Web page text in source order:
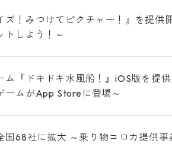
！みつけてピクチャー！』を提供
トしよう！～
『ドキドキ水風船！』iOS版を提
ームがApp Storeに登場～
68社に拡大 ～乗り物コロカ提供事